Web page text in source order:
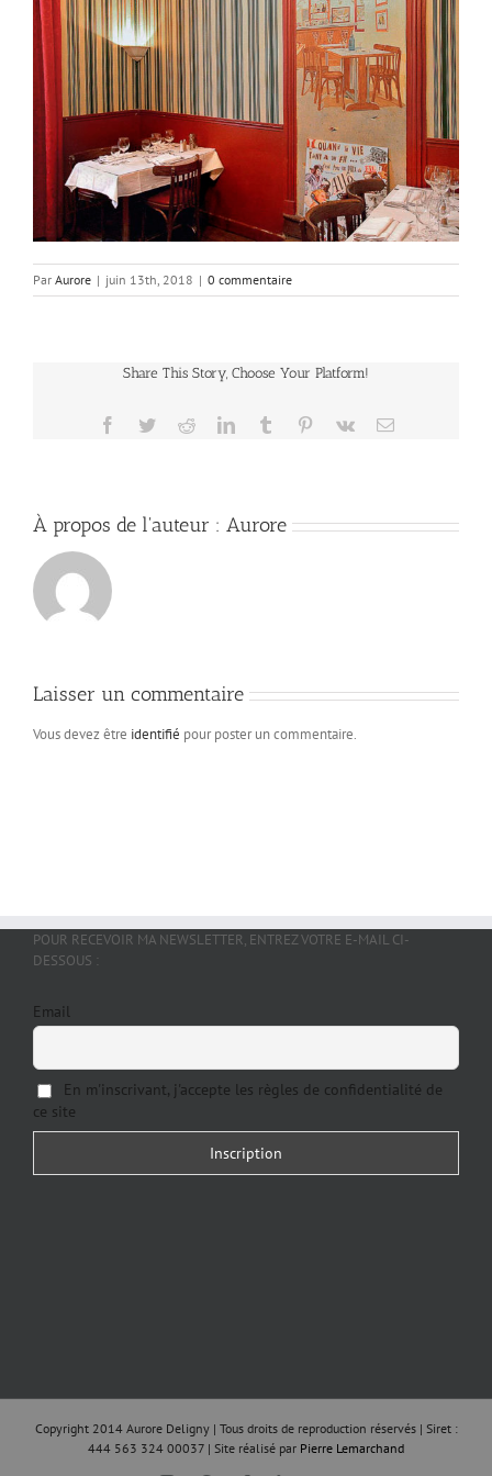
Par Aurore | juin 13th, 2018 | 0 commentaire
Share This Story, Choose Your Platform!
Facebook
TwitterRedditLinkedInTumblr Pinterest
Vk Email
À propos de l'auteur : Aurore
Laisser un commentaire
Vous devez être identifié pour poster un commentaire.
POUR RECEVOIR MA NEWSLETTER, ENTREZ VOTRE E-MAIL CI-
DESSOUS :
Email
En m'inscrivant, j'accepte les règles de confidentialité de
ce site
Copyright 2014 Aurore Deligny | Tous droits de reproduction réservés | Siret :
444 563 324 00037 | Site réalisé par Pierre Lemarchand